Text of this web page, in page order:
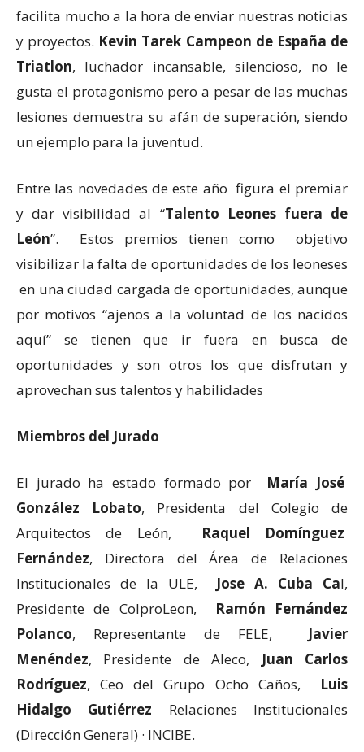
facilita mucho a la hora de enviar nuestras noticias
y proyectos. Kevin Tarek Campeon de España de
Triatlon, luchador incansable, silencioso, no le
gusta el protagonismo pero a pesar de las muchas
lesiones demuestra su afán de superación, siendo
un ejemplo para la juventud.
Entre las novedades de este año figura el premiar
y dar visibilidad al “Talento Leones fuera de
León”. Estos premios tienen como objetivo
visibilizar la falta de oportunidades de los leoneses
en una ciudad cargada de oportunidades, aunque
por motivos “ajenos a la voluntad de los nacidos
aquí” se tienen que ir fuera en busca de
oportunidades y son otros los que disfrutan y
aprovechan sus talentos y habilidades
Miembros del Jurado
El jurado ha estado formado por María José
González Lobato, Presidenta del Colegio de
Arquitectos de León,
Raquel Domínguez
Fernández, Directora del Área de Relaciones
Institucionales de la ULE, Jose A. Cuba Cal,
Presidente de ColproLeon,
Ramón Fernández
Polanco, Representante de FELE, Javier
Menéndez, Presidente de Aleco,
Juan Carlos
Rodríguez, Ceo del Grupo Ocho Caños, Luis
Hidalgo Gutiérrez Relaciones Institucionales
(Dirección General) · INCIBE.